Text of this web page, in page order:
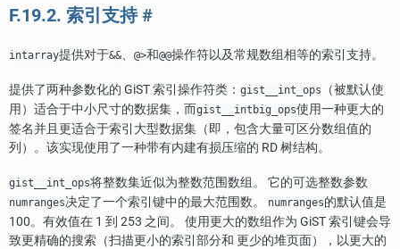
F.19.2. 索引支持#
intarray提供对于&&、 @>和@@操作符以及常规数组相等的索引支持。
提供了两种参数化的 GiST 索引操作符类： gist__int_ops
（被默认使
用）适合于中小尺寸的数据集，而gist__intbig_ops使用一种更大的
签名并且更适合于索引大型数据集（即，包含大量可区分数组值的
列）。该实现使用了一种带有内建有损压缩的 RD 树结构。
gist__int_ops将整数集近似为整数范围数组。 它的可选整数参数
numranges决定了一个索引键中的最大范围数。 numranges的默认值是
100。有效值在 1 到 253 之间。 使用更大的数组作为 GiST 索引键会导
致更精确的搜索（扫描更小的索引部分和 更少的堆页面），以更大的